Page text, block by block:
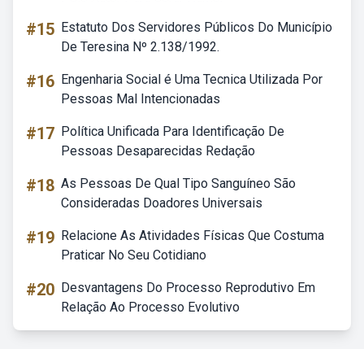
#15 Estatuto Dos Servidores Públicos Do Município
De Teresina Nº 2.138/1992.
#16 Engenharia Social é Uma Tecnica Utilizada Por
Pessoas Mal Intencionadas
#17 Política Unificada Para Identificação De
Pessoas Desaparecidas Redação
#18 As Pessoas De Qual Tipo Sanguíneo São
Consideradas Doadores Universais
#19 Relacione As Atividades Físicas Que Costuma
Praticar No Seu Cotidiano
#20 Desvantagens Do Processo Reprodutivo Em
Relação Ao Processo Evolutivo